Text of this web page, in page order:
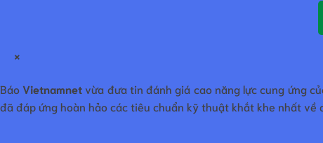
×
BáoVietnamnetvừa đưa tin đánh giá cao năng lực cung ứng
đã đáp ứng hoàn hảo các tiêu chuẩn kỹ thuật khắt khe nhất